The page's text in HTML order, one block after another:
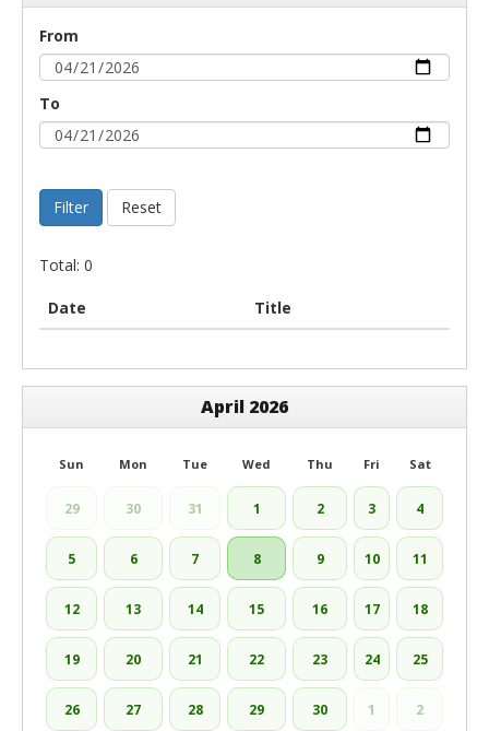
From
To
Filter Reset
Total: 0
Date Title
April 2026
Sun Mon Tue Wed Thu Fri Sat
29 30 31 1 2 3 4
5 6 7 8 9 10 11
12 13 14 15 16 17 18
19 20 21 22 23 24 25
26 27 28 29 30 1 2